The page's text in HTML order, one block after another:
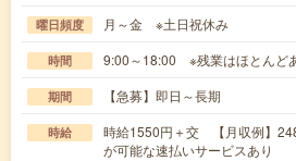
曜日頻度 月～金 ※土日祝休み
時間 9:00～18:00 ※残業はほとんど
期間 【急募】即日～長期
時給
時給1550円＋交 【月収例】
が可能な速払いサービスあり